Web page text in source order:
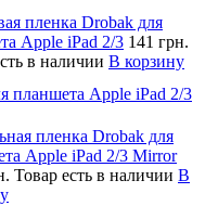
пленка Drobak для
Apple iPad 2/3 141 грн.
в наличии В корзину
планшета Apple iPad 2/3
пленка Drobak для
Apple iPad 2/3 Mirror
Товар есть в наличии В